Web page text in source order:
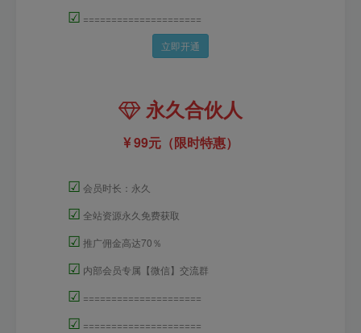
☑ =====================
立即开通
永久合伙人
99元（限时特惠）
☑ 会员时长：永久
☑ 全站资源永久免费获取
☑ 推广佣金高达70％
☑ 内部会员专属【微信】交流群
☑ =====================
☑ =====================